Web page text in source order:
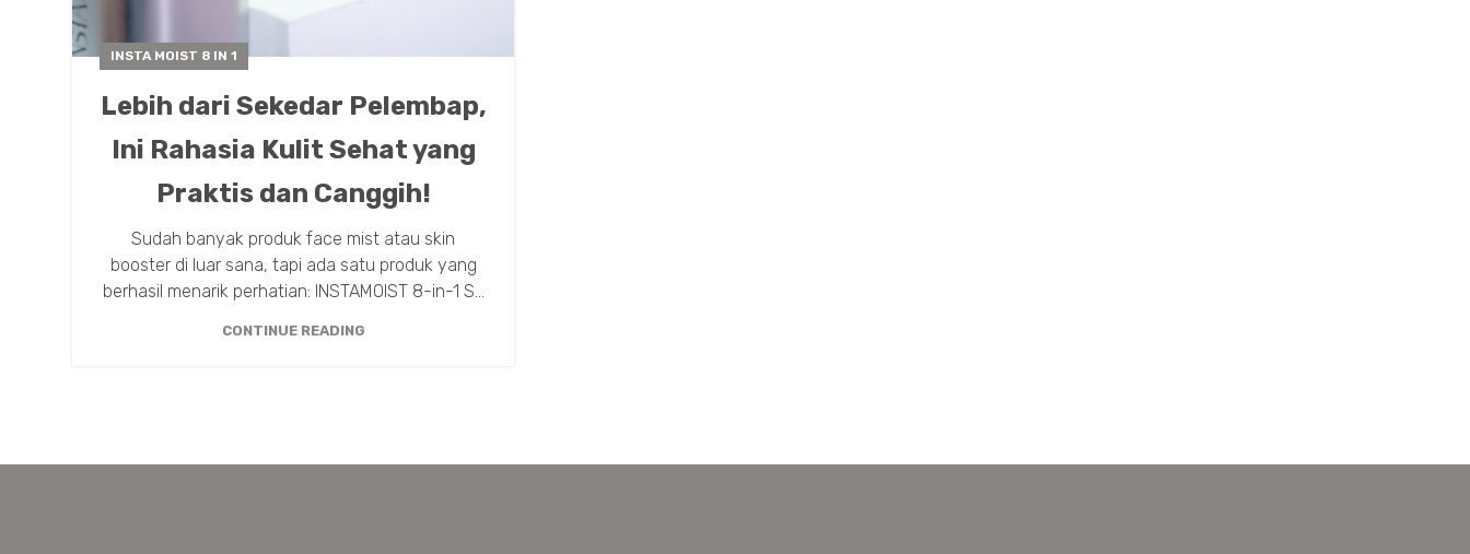
INSTA MOIST 8 IN 1
Lebih dari Sekedar Pelembap,
Ini Rahasia Kulit Sehat yang
Praktis dan Canggih!
Sudah banyak produk face mist atau skin
booster di luar sana, tapi ada satu produk yang
berhasil menarik perhatian: INSTAMOIST 8-in-1 S...
CONTINUE READING